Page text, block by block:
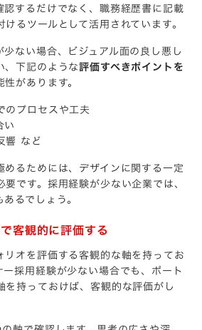
認するだけでなく、職務経歴書に記載
るツールとして活用されています。
ない場合、ビジュアル面の良し悪し
、下記のような評価すべきポイントを
性があります。
のプロセスや工夫
い
響 など
めるためには、デザインに関する一定
です。採用経験が少ない企業では、
るでしょう。
客観的に評価する
リオを評価する客観的な軸を持ってお
ー採用経験が少ない場合でも、ポート
を持っておけば、客観的な評価がし